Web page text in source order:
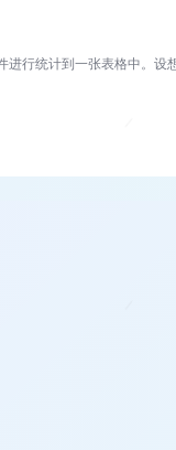
行统计到一张表格中。